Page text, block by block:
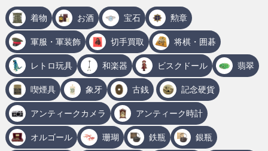
着物 お酒 宝石 勲章
軍服・軍装飾 切手買取 将棋・囲碁
レトロ玩具 和楽器 ビスクドール 翡翠
喫煙具 象牙 古銭 記念硬貨
アンティークカメラ アンティーク時計
オルゴール 珊瑚 鉄瓶 銀瓶